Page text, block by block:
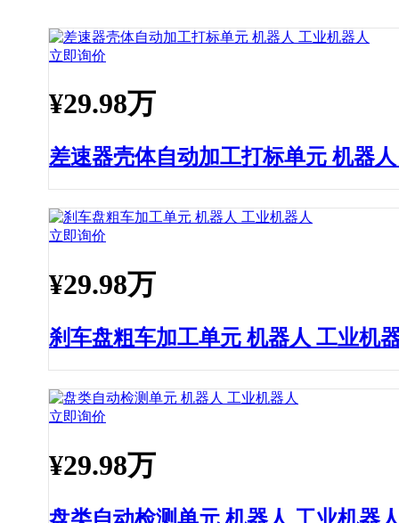
立即询价
¥29.98万
差速器壳体自动加工打标单元 机器
立即询价
¥29.98万
刹车盘粗车加工单元 机器人 工业机
立即询价
¥29.98万